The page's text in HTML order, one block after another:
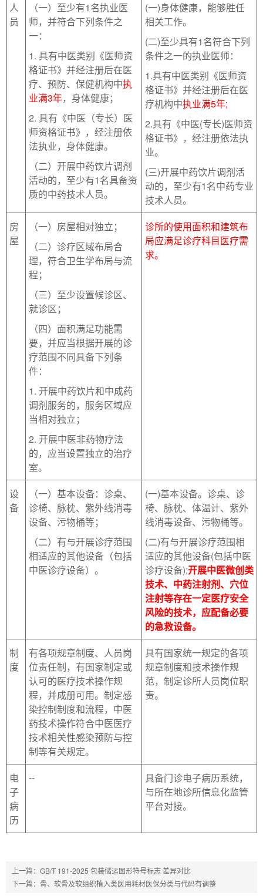
人
员
（一）至少有1名执业医
师，并符合下列条件之
一：
1. 具有中医类别《医师资
格证书》并经注册后在医
疗、预防、保健机构中执
业满3年，身体健康；
2. 具有《中医（专长）医
师资格证书》，经注册依
法执业，身体健康。
（二）开展中药饮片调剂
活动的，至少有1名具备资
质的中药技术人员。
(一)身体健康，能够胜任
相关工作。
(二)至少具有1名符合下列
条件之一的执业医师：
1.具有中医类别《医师资
格证书》并经注册后在医
疗机构中执业满5年;
2.具有《中医(专长)医师资
格证书》，经注册依法执
业。
(三)开展中药饮片调剂活
动的，至少有1名中药专业
技术人员。
房
屋
（一）房屋相对独立；
（二）诊疗区域布局合
理，符合卫生学布局与流
程；
（三）至少设置候诊区、
就诊区；
（四）面积满足功能需
要，并应当根据开展的诊
疗范围不同具备下列条
件：
1. 开展中药饮片和中成药
调剂服务的，服务区域应
当相对独立；
2. 开展中医非药物疗法
的，应当设置独立的治疗
室。
诊所的使用面积和建筑布
局应满足诊疗科目医疗需
求。
设
备
（一）基本设备：诊桌、
诊椅、脉枕、紫外线消毒
设备、污物桶等；
（二）有与开展诊疗范围
相适应的其他设备（包括
中医诊疗设备）。
(一)基本设备。诊桌、诊
椅、脉枕、体温计、紫外
线消毒设备、污物桶等。
(二)有与开展诊疗范围相
适应的其他设备(包括中医
诊疗设备);开展中医微创类
技术、中药注射剂、穴位
注射等存在一定医疗安全
风险的技术，应配备必要
的急救设备。
制
度
有各项规章制度、人员岗
位责任制，有国家制定或
认可的医疗技术操作规
程，并成册可用。制定感
染控制制度和流程，中医
药技术操作符合中医医疗
技术相关性感染预防与控
制等有关规定。
具有国家统一规定的各项
规章制度和技术操作规
范，制定诊所人员岗位职
责。
电
子
病
历
--
具备门诊电子病历系统，
与所在地诊所信息化监管
平台对接。
上一篇： GB/T 191-2025 包装储运图形符号标志 差异对比
下一篇： 骨、软骨及软组织植入类医用耗材医保分类与代码有调整